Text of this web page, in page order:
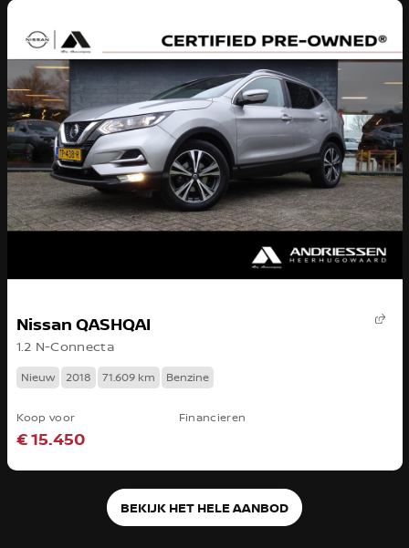
Nissan QASHQAI
1.2 N-Connecta
Nieuw 2018 71.609 km Benzine
Koop voor
€ 15.450
Financieren
BEKIJK HET HELE AANBOD